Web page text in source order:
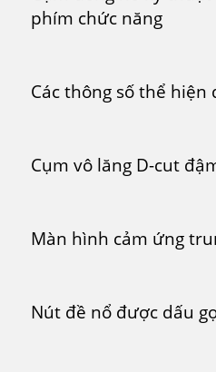
phím chức năng
Các thông số thể
Cụm vô lăng D-cut
Màn hình cảm ứng
Nút đề nổ được dấu